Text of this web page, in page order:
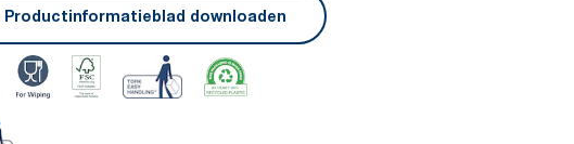
Productinformatieblad downloaden